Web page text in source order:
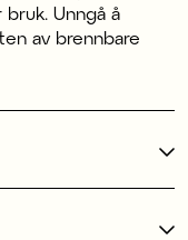
Unngå å
av brennbare